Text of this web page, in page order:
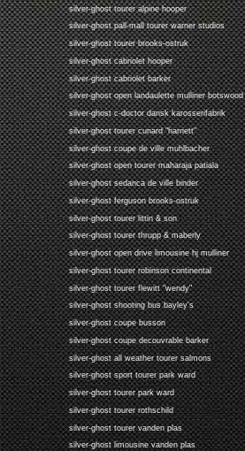
silver-ghost tourer alpine hooper
silver-ghost pall-mall tourer warner studios
silver-ghost tourer brooks-ostruk
silver-ghost cabriolet hooper
silver-ghost cabriolet barker
silver-ghost open landaulette mulliner botswood
silver-ghost c-doctor dansk karosserifabrik
silver-ghost tourer cunard "harriett"
silver-ghost coupe de ville muhlbacher
silver-ghost open tourer maharaja patiala
silver-ghost sedanca de ville binder
silver-ghost ferguson brooks-ostruk
silver-ghost tourer littin & son
silver-ghost tourer thrupp & maberly
silver-ghost open drive limousine hj mulliner
silver-ghost tourer robinson continental
silver-ghost tourer flewitt "wendy"
silver-ghost shooting bus bayley's
silver-ghost coupe busson
silver-ghost coupe decouvrable barker
silver-ghost all weather tourer salmons
silver-ghost sport tourer park ward
silver-ghost tourer park ward
silver-ghost tourer rothschild
silver-ghost tourer vanden plas
silver-ghost limousine vanden plas